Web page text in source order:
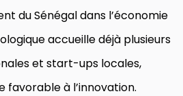
du Sénégal dans l’économie
accueille déjà plusieurs
et start-ups locales,
à l’innovation.